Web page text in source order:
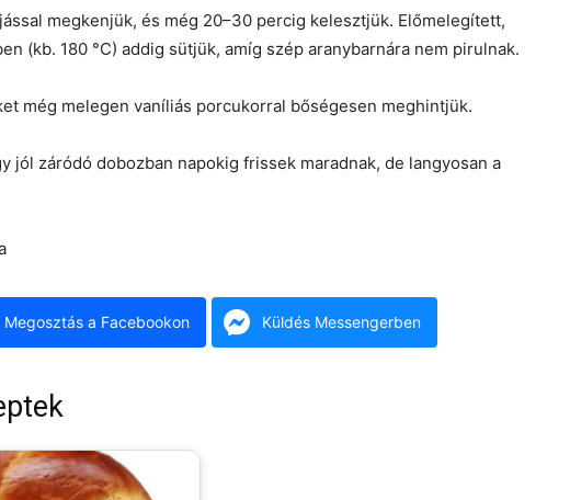
megkenjük, és még 20–30 percig kelesztjük. Előmelegített,
(kb. 180 °C) addig sütjük, amíg szép aranybarnára nem pirulnak.
még melegen vaníliás porcukorral bőségesen meghintjük.
jól záródó dobozban napokig frissek maradnak, de langyosan a
Megosztás a Facebookon Küldés Messengerben